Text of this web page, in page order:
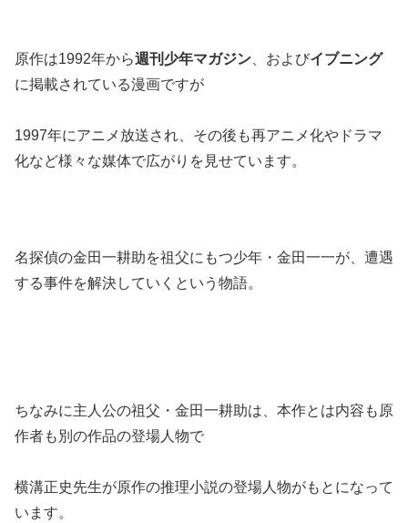
原作は1992年から週刊少年マガジン 、およびイブニング
に掲載されている漫画ですが
1997年にアニメ放送され、その後も再アニメ化やドラマ
化など様々な媒体で広がりを見せています。
名探偵の金田一耕助を祖父にもつ少年・金田一一が、遭遇
する事件を解決していくという物語。
ちなみに主人公の祖父・金田一耕助は、本作とは内容も原
作者も別の作品の登場人物で
横溝正史先生が原作の推理小説の登場人物がもとになって
います。